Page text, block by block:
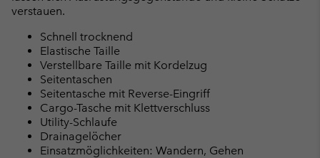
verstauen.
Schnell trocknend
Elastische Taille
Verstellbare Taille mit Kordelzug
Seitentaschen
Seitentasche mit Reverse-Eingriff
Cargo-Tasche mit Klettverschluss
Utility-Schlaufe
Drainagelöcher
Einsatzmöglichkeiten: Wandern, Gehen